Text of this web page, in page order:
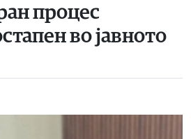
процес
во јавното